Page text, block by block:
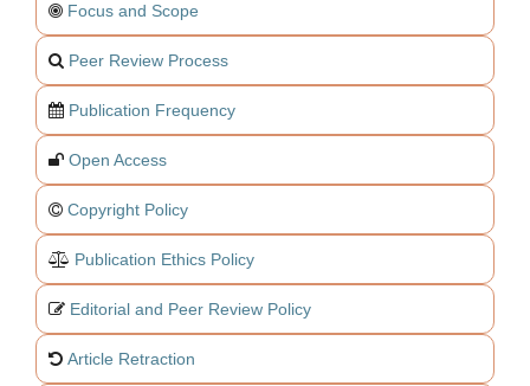
Focus and Scope
Peer Review Process
Publication Frequency
Open Access
Copyright Policy
Publication Ethics Policy
Editorial and Peer Review Policy
Article Retraction